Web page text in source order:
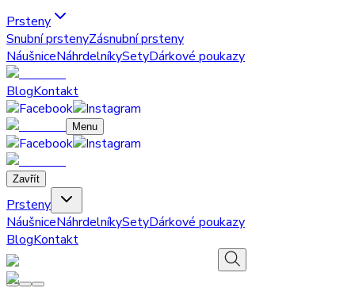
Prsteny
Snubní prstenyZásnubní prsteny
NáušniceNáhrdelníkySetyDárkové poukazy
BlogKontakt
Menu
Zavřít
Prsteny
NáušniceNáhrdelníkySetyDárkové poukazy
BlogKontakt